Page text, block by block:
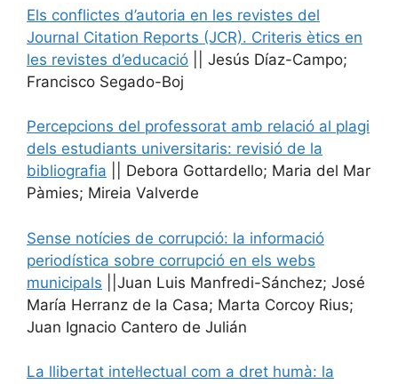
Els conflictes d’autoria en les revistes del
Journal Citation Reports (JCR). Criteris ètics en
les revistes d’educació || Jesús Díaz-Campo;
Francisco Segado-Boj
Percepcions del professorat amb relació al plagi
dels estudiants universitaris: revisió de la
bibliografia || Debora Gottardello; Maria del Mar
Pàmies; Mireia Valverde
Sense notícies de corrupció: la informació
periodística sobre corrupció en els webs
municipals ||Juan Luis Manfredi-Sánchez; José
María Herranz de la Casa; Marta Corcoy Rius;
Juan Ignacio Cantero de Julián
La llibertat intel·lectual com a dret humà: la